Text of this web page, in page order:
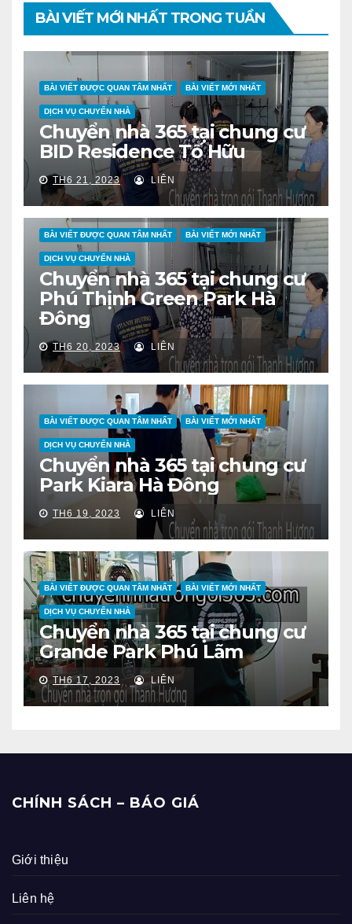
BÀI VIẾT MỚI NHẤT TRONG TUẦN
BÀI VIẾT ĐƯỢC QUAN TÂM NHẤT BÀI VIẾT MỚI NHẤT
DỊCH VỤ CHUYỂN NHÀ
Chuyển nhà 365 tại chung cư
BID Residence Tố Hữu
TH6 21, 2023 LIÊN
BÀI VIẾT ĐƯỢC QUAN TÂM NHẤT BÀI VIẾT MỚI NHẤT
DỊCH VỤ CHUYỂN NHÀ
Chuyển nhà 365 tại chung cư
Phú Thịnh Green Park Hà
Đông
TH6 20, 2023 LIÊN
BÀI VIẾT ĐƯỢC QUAN TÂM NHẤT BÀI VIẾT MỚI NHẤT
DỊCH VỤ CHUYỂN NHÀ
Chuyển nhà 365 tại chung cư
Park Kiara Hà Đông
TH6 19, 2023 LIÊN
BÀI VIẾT ĐƯỢC QUAN TÂM NHẤT BÀI VIẾT MỚI NHẤT
DỊCH VỤ CHUYỂN NHÀ
Chuyển nhà 365 tại chung cư
Grande Park Phú Lãm
TH6 17, 2023 LIÊN
CHÍNH SÁCH – BÁO GIÁ
Giới thiệu
Liên hệ